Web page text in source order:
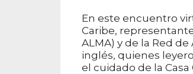
En este encuentro
Caribe,
ALMA) y de la Red
inglés, quienes
el cuidado de la Casa